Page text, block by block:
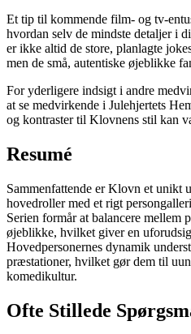
Et tip til kommende film- og tv-
hvordan selv de mindste detaljer i
er ikke altid de store, planlagte
men de små, autentiske øjeblikke
For yderligere indsigt i andre
at se medvirkende i Julehjertets
og kontraster til Klovnens stil kan
Resumé
Sammenfattende er Klovn et unikt
hovedroller med et rigt
Serien formår at balancere mellem
øjeblikke, hvilket giver en
Hovedpersonernes dynamik
præstationer, hvilket gør dem til
komedikultur.
Ofte Stillede